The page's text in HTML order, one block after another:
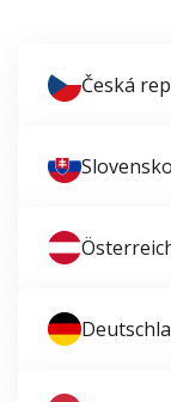
Česká
Slovensko